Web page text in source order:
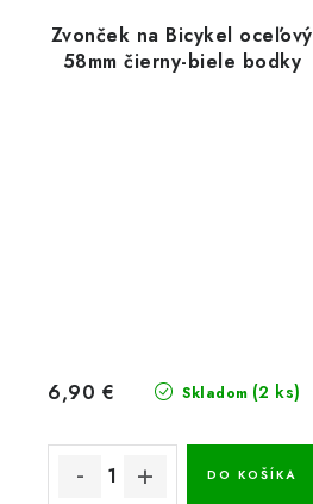
Zvonček na Bicykel oceľový
58mm čierny-biele bodky
Skladom (2 ks)
6,90 €
DO KOŠÍKA